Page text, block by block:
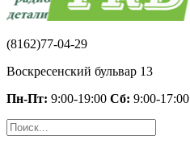
(8162)77-04-29
Воскресенский бульвар 13
Пн-Пт: 9:00-19:00 Сб: 9:00-17:00